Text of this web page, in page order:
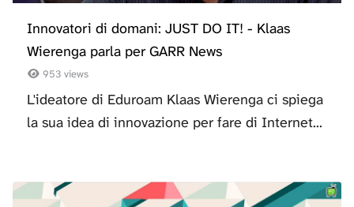
Innovatori di domani: JUST DO IT! - Klaas
Wierenga parla per GARR News
953 views
L'ideatore di Eduroam Klaas Wierenga ci spiega
la sua idea di innovazione per fare di Internet...